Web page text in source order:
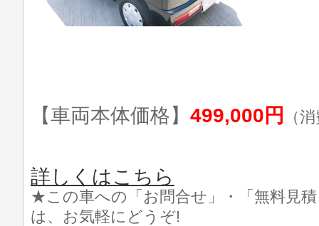
【車両本体価格】 499,000円 （
詳しくはこちら
★この車への「お問合せ」・「無料見
は、お気軽にどうぞ!